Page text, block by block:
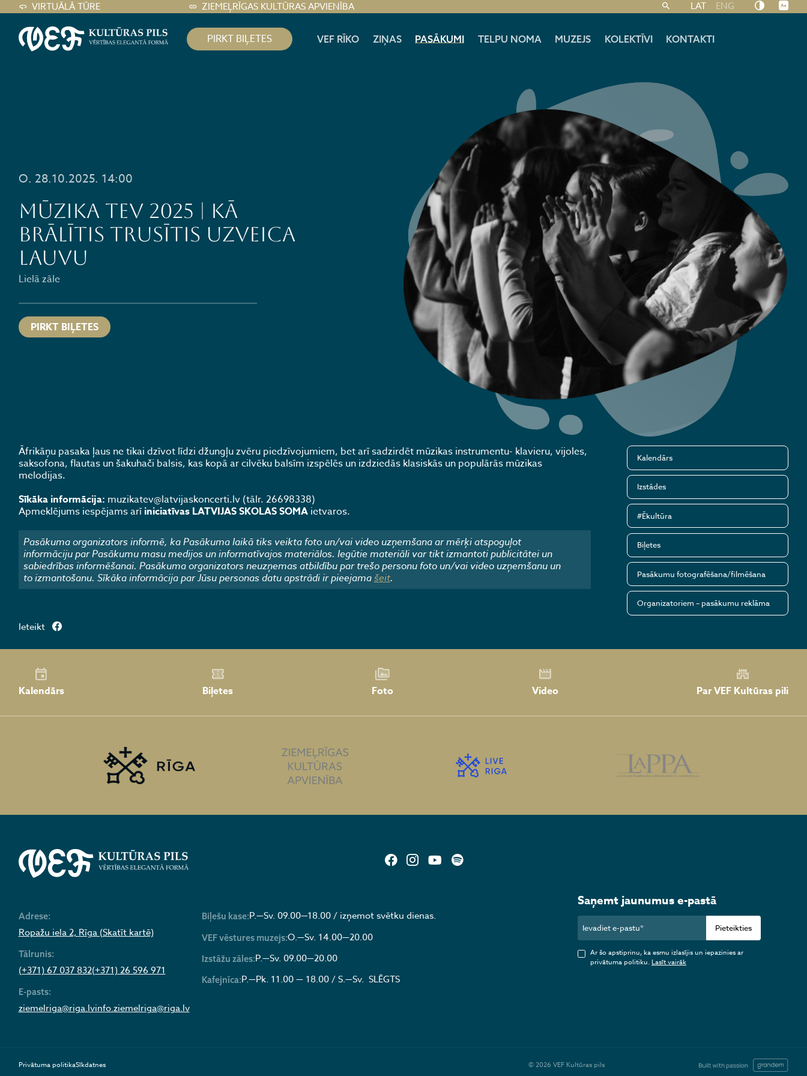
VIRTUĀLĀ TŪRE ZIEMEĻRĪGAS KULTŪRAS APVIENĪBA LAT ENG
PIRKT BIĻETES VEF RĪKO ZIŅAS PASĀKUMI TELPU NOMA MUZEJS KOLEKTĪVI KONTAKTI
O. 28.10.2025. 14:00
MŪZIKA TEV 2025 | KĀ
BRĀLĪTIS TRUSĪTIS UZVEICA
LAUVU
Lielā zāle
PIRKT BIĻETES
Āfrikāņu pasaka ļaus ne tikai dzīvot līdzi džungļu zvēru piedzīvojumiem, bet arī sadzirdēt mūzikas instrumentu- klavieru, vijoles,
saksofona, flautas un šakuhači balsis, kas kopā ar cilvēku balsīm izspēlēs un izdziedās klasiskās un populārās mūzikas
melodijas.
Sīkāka informācija: muzikatev@latvijaskoncerti.lv (tālr. 26698338)
Apmeklējums iespējams arīiniciatīvas LATVIJAS SKOLAS SOMAietvaros.
Pasākuma organizators informē, ka Pasākuma laikā tiks veikta foto un/vai video uzņemšana ar mērķi atspoguļot
informāciju par Pasākumu masu medijos un informatīvajos materiālos. Iegūtie materiāli var tikt izmantoti publicitātei un
sabiedrības informēšanai. Pasākuma organizators neuzņemas atbildību par trešo personu foto un/vai video uzņemšanu un
to izmantošanu. Sīkāka informācija par Jūsu personas datu apstrādi ir pieejamašeit.
Kalendārs
Izstādes
#Ēkultūra
Biļetes
Pasākumu fotografēšana/filmēšana
Organizatoriem – pasākumu reklāma
Ieteikt
Kalendārs Biļetes Foto Video Par VEF Kultūras pili
Adrese:
Ropažu iela 2, Rīga (Skatīt kartē)
Tālrunis:
(+371) 67 037 832(+371) 26 596 971
E-pasts:
ziemelriga@riga.lvinfo.ziemelriga@riga.lv
Biļešu kase:P.—Sv. 09.00—18.00 / izņemot svētku dienas.
VEF vēstures muzejs:O.—Sv. 14.00—20.00
Izstāžu zāles:P.—Sv. 09.00—20.00
Kafejnīca:P.—Pk. 11.00 — 18.00 / S.—Sv. SLĒGTS
Saņemt jaunumus e-pastā
Pieteikties
Ar šo apstiprinu, ka esmu izlasījis un iepazinies ar
privātuma politiku.Lasīt vairāk
Privātuma politikaSīkdatnes © 2026 VEF Kultūras pils